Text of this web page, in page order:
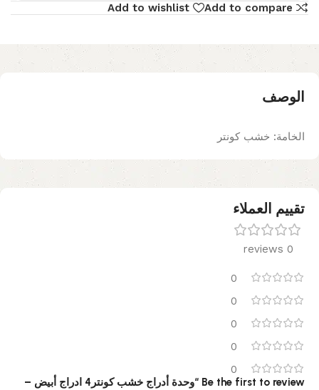
Add to compare
Add to wishlist
الوصف
الخامة: خشب كونتر
تقييم العملاء
0 reviews
0
0
0
0
0
Be the first to review “وحدة أدراج خشب كونتر4 ادراج أبيض –